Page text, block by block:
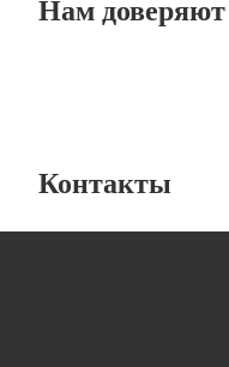
Нам доверяют
Контакты